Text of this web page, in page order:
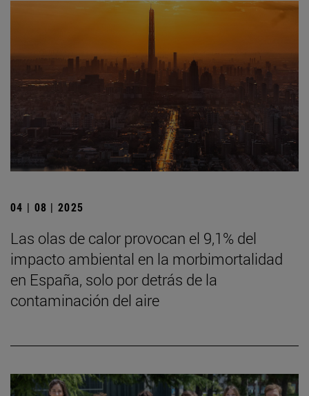
04 | 08 | 2025
Las olas de calor provocan el 9,1% del
impacto ambiental en la morbimortalidad
en España, solo por detrás de la
contaminación del aire